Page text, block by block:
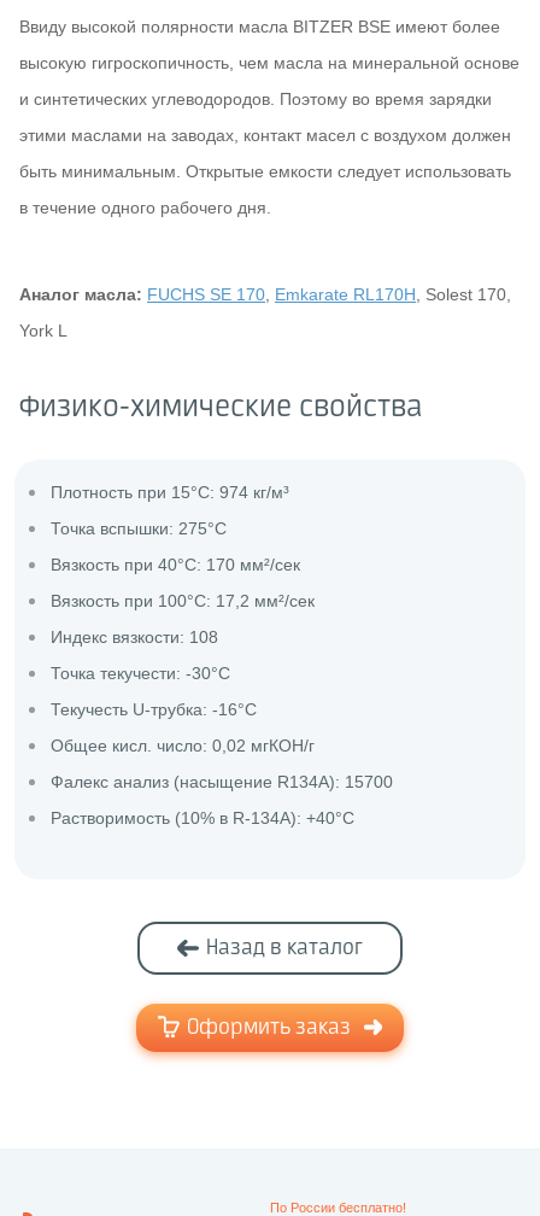
Ввиду высокой полярности масла BITZER BSE имеют более
высокую гигроскопичность, чем масла на минеральной основе
и синтетических углеводородов. Поэтому во время зарядки
этими маслами на заводах, контакт масел с воздухом должен
быть минимальным. Открытые емкости следует использовать
в течение одного рабочего дня.
Аналог масла: FUCHS SE 170 Emkarate RL170H , Solest 170,
York L
Физико-химические свойства
Плотность при 15°C: 974 кг/м³
Точка вспышки: 275°C
Вязкость при 40°C: 170 мм²/сек
Вязкость при 100°C: 17,2 мм²/сек
Индекс вязкости: 108
Точка текучести: -30°C
Текучесть U-трубка: -16°C
Общее кисл. число: 0,02 мгКОН/г
Фалекс анализ (насыщение R134A): 15700
Растворимость (10% в R-134A): +40°C
Назад в каталог
Оформить заказ
По России бесплатно!